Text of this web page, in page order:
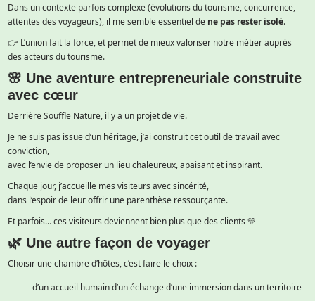
Dans un contexte parfois complexe (évolutions du tourisme, concurrence,
attentes des voyageurs), il me semble essentiel de ne pas rester isolé.
👉 L’union fait la force, et permet de mieux valoriser notre métier auprès
des acteurs du tourisme.
🌸 Une aventure entrepreneuriale construite
avec cœur
Derrière Souffle Nature, il y a un projet de vie.
Je ne suis pas issue d’un héritage, j’ai construit cet outil de travail avec
conviction,
avec l’envie de proposer un lieu chaleureux, apaisant et inspirant.
Chaque jour, j’accueille mes visiteurs avec sincérité,
dans l’espoir de leur offrir une parenthèse ressourçante.
Et parfois… ces visiteurs deviennent bien plus que des clients 💛
🌿 Une autre façon de voyager
Choisir une chambre d’hôtes, c’est faire le choix :
d’un accueil humaind’un échanged’une immersion dans un territoire